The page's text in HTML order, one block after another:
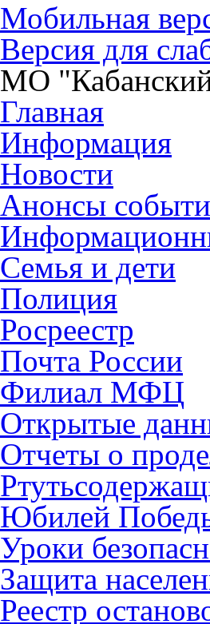
Мобильная
Версия для
МО
Главная
Информация
Новости
Анонсы
Семья и дети
Полиция
Росреестр
Почта России
Филиал МФЦ
Открытые
Отчеты о
Юбилей
Уроки
Защита
Реестр